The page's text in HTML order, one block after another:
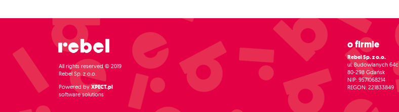
All rights reserved © 2019
Rebel Sp. z o.o.
Powered by XPECT.pl
software solutions
O firmie
Rebel Sp. z o.o.
ul. Budowlanych 64c
80-298 Gdańsk
NIP: 9571068214
REGON: 221833849